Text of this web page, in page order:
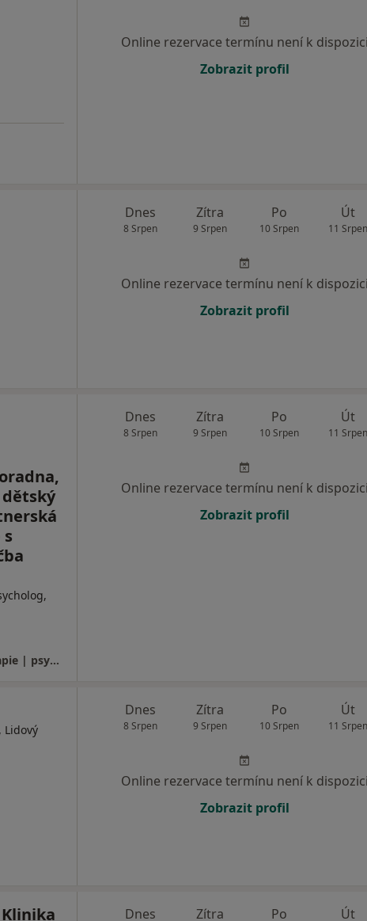
Online rezervace termínu není k dispozici
Zobrazit profil
Dnes
8 Srpen
Zítra
9 Srpen
Po
10 Srpen
Út
11 Srpen
Online rezervace termínu není k dispozici
Zobrazit profil
Alivio - centrum psychoterapie a fyzioterapie | psychologická poradna, psychoterapie | dětský psycholog | partnerská poradna | práce s traumatem | léčba neplodnosti
Dnes
8 Srpen
Zítra
9 Srpen
Po
10 Srpen
Út
11 Srpen
Online rezervace termínu není k dispozici
Zobrazit profil
Lidový
Dnes
8 Srpen
Zítra
9 Srpen
Po
10 Srpen
Út
11 Srpen
Online rezervace termínu není k dispozici
Zobrazit profil
Klinika Dnes Zítra Po Út